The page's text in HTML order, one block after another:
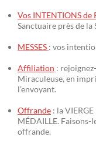
Vos INTENTIONS de
Sanctuaire près de la
MESSES : vos
Affiliation :
Miraculeuse, en
l’envoyant.
Offrande : la
MÉDAILLE. Faisons-
offrande.